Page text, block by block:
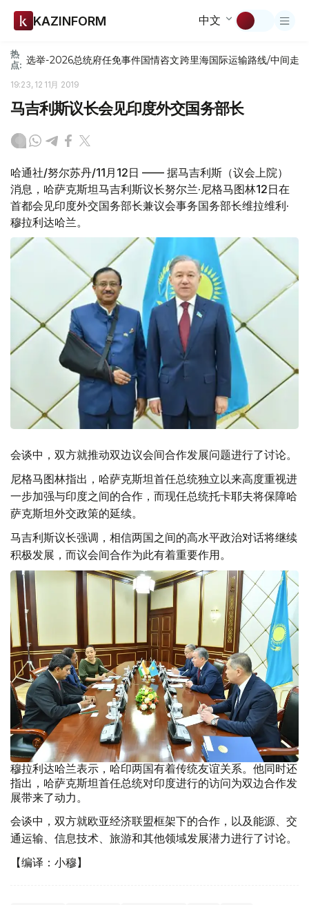
KAZINFORM 中文
热
点: 选举-2026总统府任免事件国情咨文跨里海国际运输路线/中间走廊
19:23, 12 11月 2019
马吉利斯议长会见印度外交国务部长
哈通社/努尔苏丹/11月12日 —— 据马吉利斯（议会上院）
消息，哈萨克斯坦马吉利斯议长努尔兰·尼格马图林12日在
首都会见印度外交国务部长兼议会事务国务部长维拉维利·
穆拉利达哈兰。
会谈中，双方就推动双边议会间合作发展问题进行了讨论。
尼格马图林指出，哈萨克斯坦首任总统独立以来高度重视进
一步加强与印度之间的合作，而现任总统托卡耶夫将保障哈
萨克斯坦外交政策的延续。
马吉利斯议长强调，相信两国之间的高水平政治对话将继续
积极发展，而议会间合作为此有着重要作用。
穆拉利达哈兰表示，哈印两国有着传统友谊关系。他同时还
指出，哈萨克斯坦首任总统对印度进行的访问为双边合作发
展带来了动力。
会谈中，双方就欧亚经济联盟框架下的合作，以及能源、交
通运输、信息技术、旅游和其他领域发展潜力进行了讨论。
【编译：小穆】